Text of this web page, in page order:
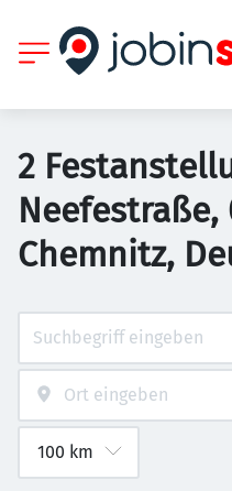
2
Neefestraße,
Chemnitz,